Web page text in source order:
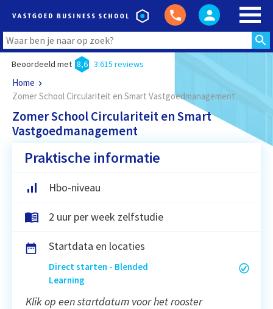
Beoordeeld met 8,6 3.615 reviews
Home
Zomer School Circulariteit en Smart Vastgoedmanagement
Zomer School Circulariteit en Smart
Vastgoedmanagement
Praktische informatie
Hbo-niveau
2 uur per week zelfstudie
Startdata en locaties
Direct starten - Blended
Learning
Klik op een startdatum voor het rooster